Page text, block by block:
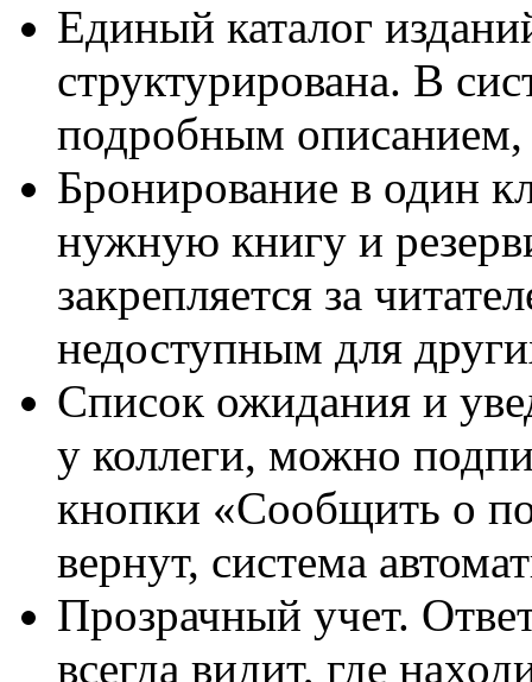
Единый каталог
структурирована. В
подробным описанием,
Бронирование в один
нужную книгу и
закрепляется за
недоступным для
Список ожидания и
у коллеги, можно
кнопки «Сообщить о
вернут, система
Прозрачный учет.
всегда видит, где